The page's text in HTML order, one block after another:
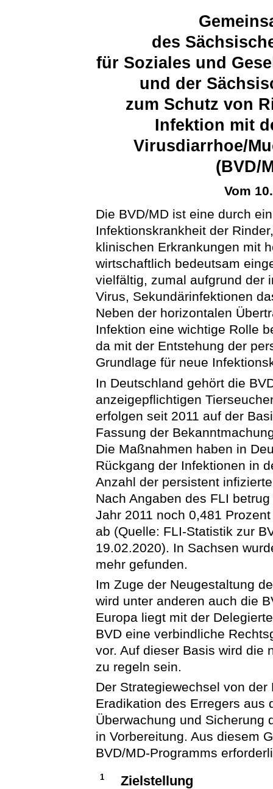
des
für Soziales und
und der
zum Schutz von
Infektion mit
Virusdiarrhoe/
(BVD/
Vom
Die BVD/MD ist eine durch
Infektionskrankheit der
klinischen Erkrankungen mit
wirtschaftlich bedeutsam
vielfältig, zumal aufgrund der
Virus, Sekundärinfektionen
Neben der horizontalen
Infektion eine wichtige Rolle
da mit der Entstehung der
Grundlage für neue
In Deutschland gehört die
anzeigepflichtigen
erfolgen seit 2011 auf der
Fassung der
Die Maßnahmen haben in
Rückgang der Infektionen in
Anzahl der persistent
Nach Angaben des FLI
Jahr 2011 noch 0,481
ab (Quelle: FLI-Statistik zur
19.02.2020). In Sachsen
mehr gefunden.
Im Zuge der Neugestaltung
wird unter anderen auch die
Europa liegt mit der
BVD eine verbindliche
vor. Auf dieser Basis wird die
zu regeln sein.
Der Strategiewechsel von
Eradikation des Erregers aus
Überwachung und Sicherung
in Vorbereitung. Aus diesem
BVD/MD-Programms
1 Zielstellung